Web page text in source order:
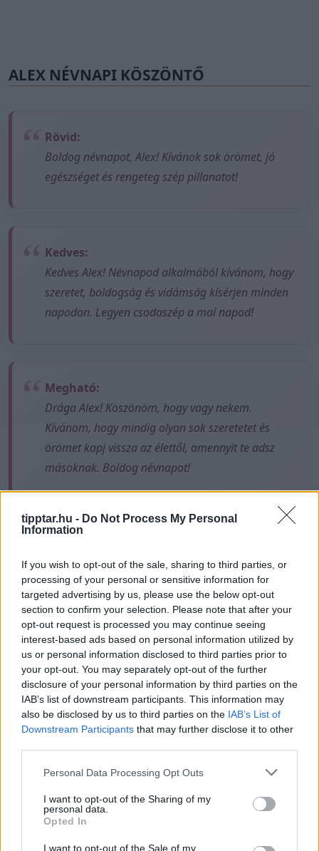
tipptar.hu - Do Not Process My Personal
Information
If you wish to opt-out of the sale, sharing to third parties, or
processing of your personal or sensitive information for
targeted advertising by us, please use the below opt-out
section to confirm your selection. Please note that after your
opt-out request is processed you may continue seeing
interest-based ads based on personal information utilized by
us or personal information disclosed to third parties prior to
your opt-out. You may separately opt-out of the further
disclosure of your personal information by third parties on the
IAB’s list of downstream participants. This information may
also be disclosed by us to third parties on the IAB’s List of
Downstream Participants that may further disclose it to other
Please note that this website/app uses one or more Google
not limited to your visit or usage behaviour. You may click to
grant or deny consent to Google and its third-party tags to
use your data for below specified purposes in below Google
consent section.
Personal Data Processing Opt Outs
I want to opt-out of the Sharing of my
personal data.
Opted In
I want to opt-out of the Sale of my
ALEX NÉVNAPI KÖSZÖNTŐ
Rövid:
Boldog névnapot, Alex! Kívánok sok örömet, jó
egészséget és rengeteg szép pillanatot!
Kedves:
Kedves Alex! Névnapod alkalmából kívánom, hogy
szeretet, boldogság és vidámság kísérjen minden
napodon. Legyen csodaszép a mai napod!
Megható:
Drága Alex! Köszönöm, hogy vagy nekem.
Kívánom, hogy mindig olyan sok szeretetet és
örömet kapj vissza az élettől, amennyit te adsz
másoknak. Boldog névnapot!